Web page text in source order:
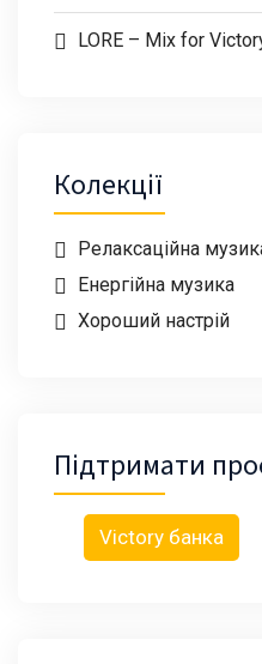
LORE – Mix for
Колекції
Релаксаційна
Енергійна музика
Хороший настрій
Підтримати
Victory банка